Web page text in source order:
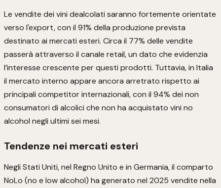
Le vendite dei vini dealcolati saranno fortemente orientate
verso l'export, con il 91% della produzione prevista
destinato ai mercati esteri. Circa il 77% delle vendite
passerà attraverso il canale retail, un dato che evidenzia
l’interesse crescente per questi prodotti. Tuttavia, in Italia
il mercato interno appare ancora arretrato rispetto ai
principali competitor internazionali, con il 94% dei non
consumatori di alcolici che non ha acquistato vini no
alcohol negli ultimi sei mesi.
Tendenze nei mercati esteri
Negli Stati Uniti, nel Regno Unito e in Germania, il comparto
NoLo (no e low alcohol) ha generato nel 2025 vendite nella